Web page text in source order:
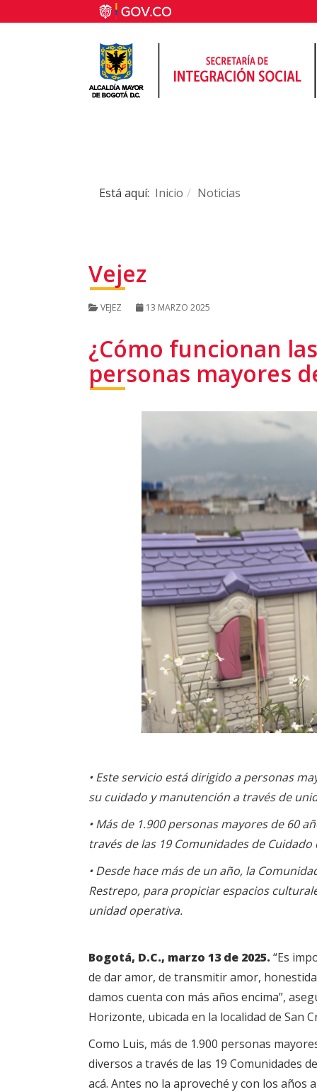
Está aquí: Inicio Noticias
Vejez
VEJEZ 13 MARZO 2025
¿Cómo funcionan
personas mayores
• Este servicio está dirigido a personas
su cuidado y manutención a través de
• Más de 1.900 personas mayores de 60
través de las 19 Comunidades de
• Desde hace más de un año, la
Restrepo, para propiciar espacios
unidad operativa.
Bogotá, D.C., marzo 13 de 2025. “Es
de dar amor, de transmitir amor,
damos cuenta con más años encima”,
Horizonte, ubicada en la localidad de San
Como Luis, más de 1.900 personas
diversos a través de las 19 Comunidades
acá. Antes no la aproveché y con los